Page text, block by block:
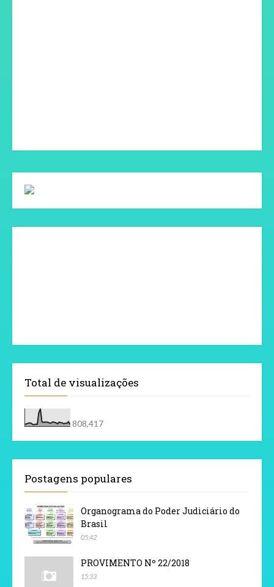
Total de visualizações
808,417
Postagens populares
Organograma do Poder Judiciário do
Brasil
05:42
PROVIMENTO Nº 22/2018
15:33